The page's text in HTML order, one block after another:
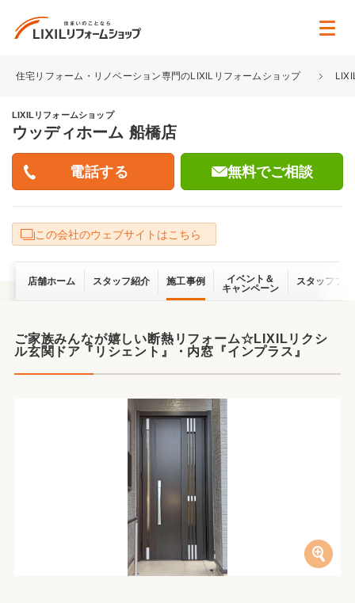
住宅リフォーム・リノベーション専門のLIXILリフォームショップ
LIXILリフォームショップ
ウッディホーム 船橋店
無料でご相談
この会社のウェブサイトはこちら
店舗ホーム スタッフ紹介 施工事例
イベント＆
キャンペーン
スタッフブ
ご家族みんなが嬉しい断熱リフォーム☆LIXILリクシ
ル玄関ドア『リシェント』・内窓『インプラス』